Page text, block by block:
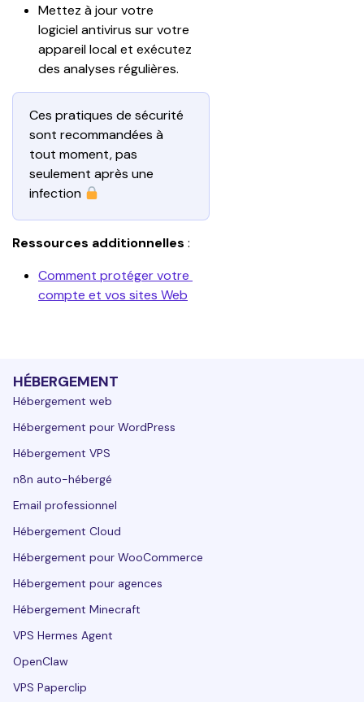
Mettez à jour votre
logiciel antivirus sur votre
appareil local et exécutez
des analyses régulières.
Ces pratiques de sécurité
sont recommandées à
tout moment, pas
seulement après une
infection
Ressources additionnelles :
Comment protéger votre
compte et vos sites Web
HÉBERGEMENT
Hébergement web
Hébergement pour WordPress
Hébergement VPS
n8n auto-hébergé
Email professionnel
Hébergement Cloud
Hébergement pour WooCommerce
Hébergement pour agences
Hébergement Minecraft
VPS Hermes Agent
OpenClaw
VPS Paperclip